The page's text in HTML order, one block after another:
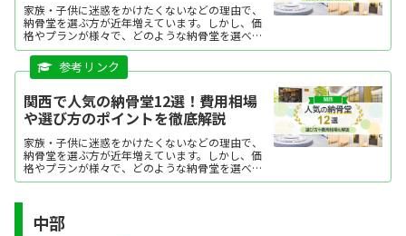
家族・子供に迷惑をかけたくないなどの理由で、
納骨堂を選ぶ方が近年増えています。しかし、価
格やプランが様々で、どのような納骨堂を選べば
よいか迷う方も多いですよね。この記事では奈良
県で人気の納骨堂をランキング形式にてご紹介し
ます。それぞれの特徴を分かりやすくまとめてい
関西で人気の納骨堂12選！費用相場
や選び方のポイントを徹底解説
家族・子供に迷惑をかけたくないなどの理由で、
納骨堂を選ぶ方が近年増えています。しかし、価
格やプランが様々で、どのような納骨堂を選べば
よいか迷う方も多いですよね。本記事では関西で
すので、ぜひ購入の際の参考にしてください。
中部